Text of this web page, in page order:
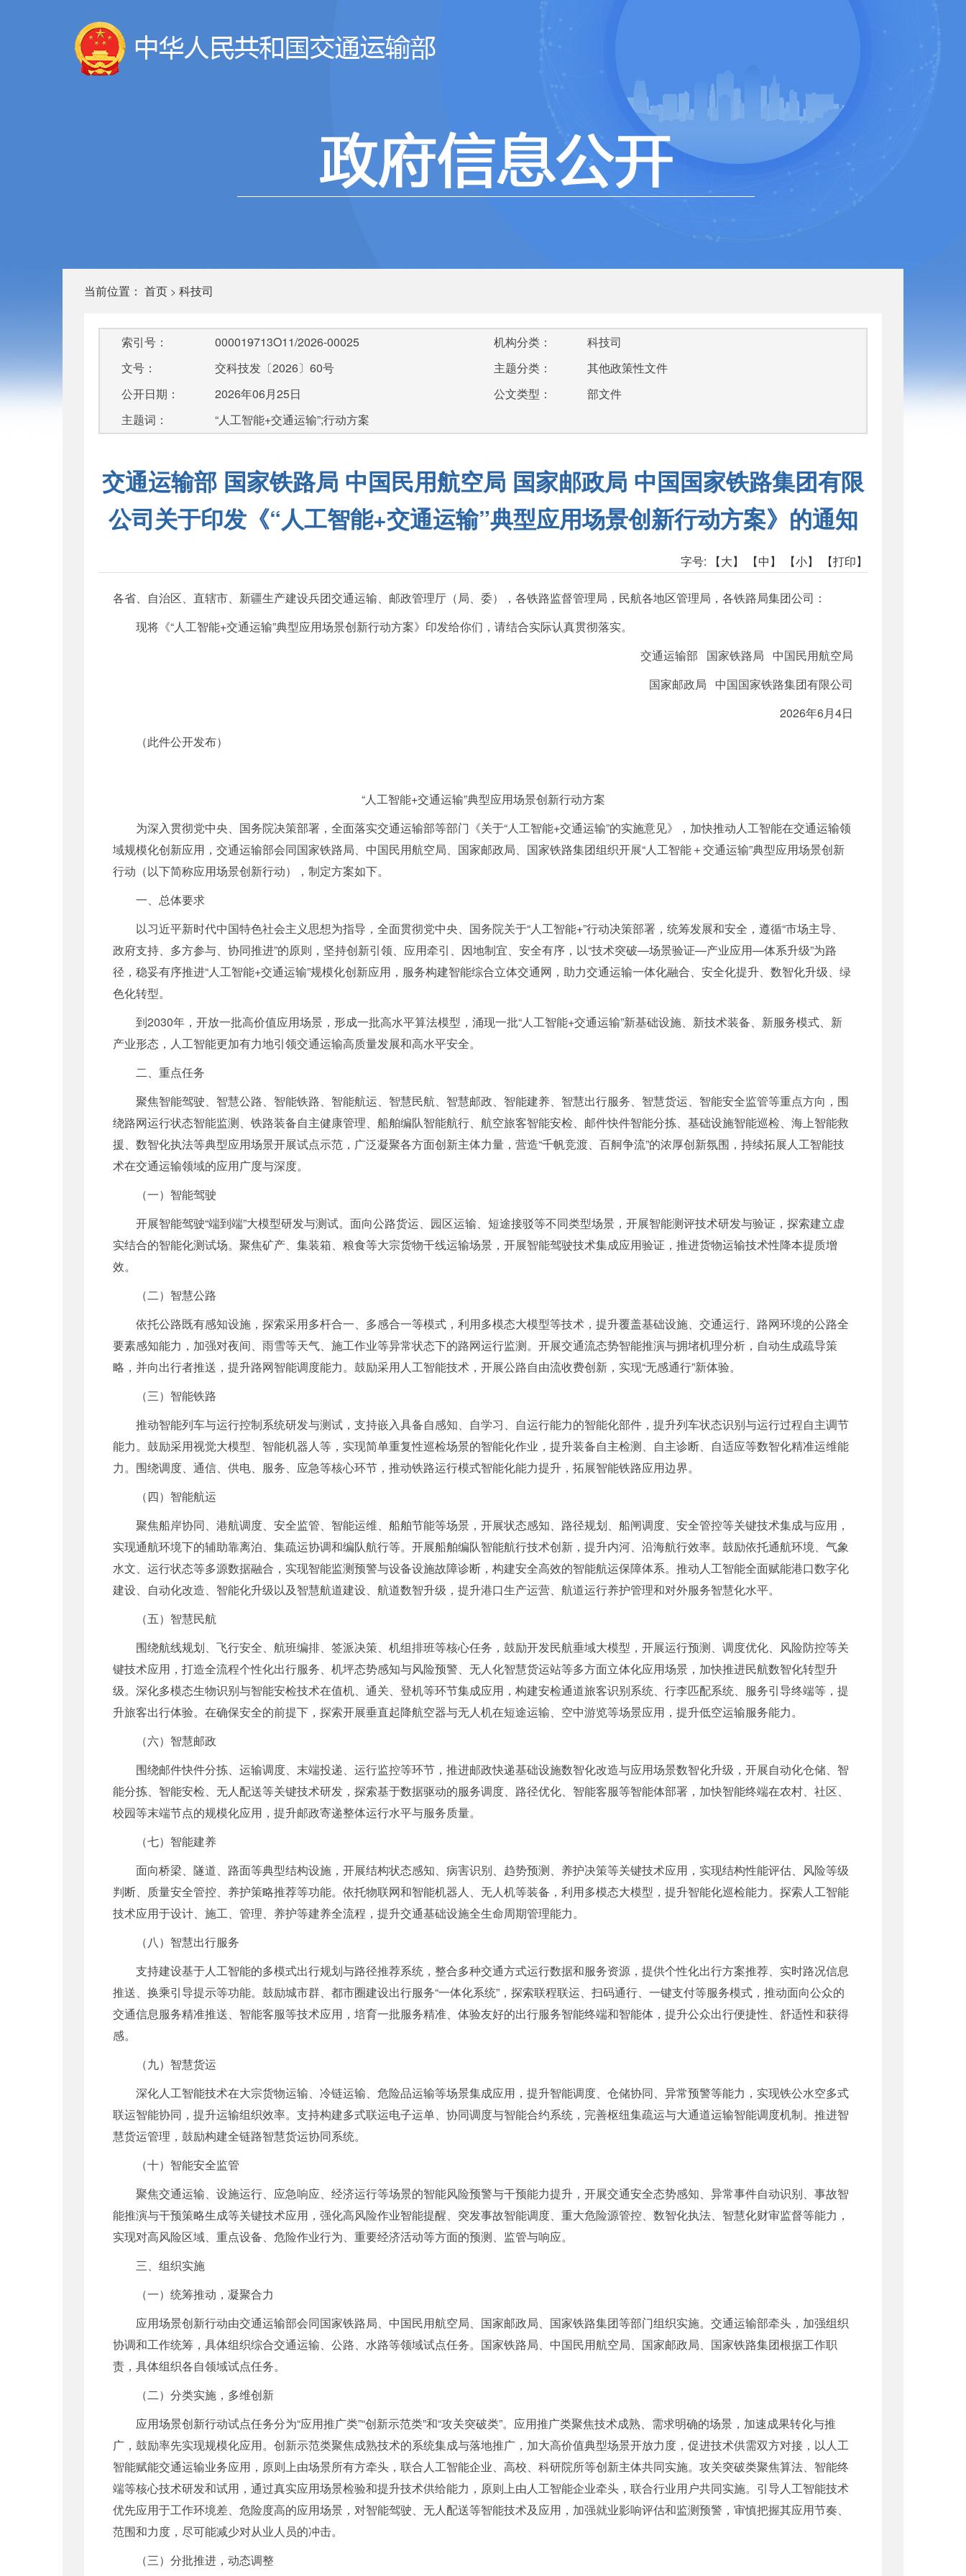
当前位置： 首页 > 科技司
索引号：
000019713O11/2026-00025
文号：
交科技发〔2026〕60号
公开日期：
2026年06月25日
主题词：
“人工智能+交通运输”;行动方案
机构分类：
科技司
主题分类：
其他政策性文件
公文类型：
部文件
交通运输部 国家铁路局 中国民用航空局 国家邮政局 中国国家铁路集团有限
公司关于印发《“人工智能+交通运输”典型应用场景创新行动方案》的通知
字号: 【大】 【中】 【小】 【打印】
各省、自治区、直辖市、新疆生产建设兵团交通运输、邮政管理厅（局、委），各铁路监督管理局，民航各地区管理局，各铁路局集团公司：
现将《“人工智能+交通运输”典型应用场景创新行动方案》印发给你们，请结合实际认真贯彻落实。
交通运输部 国家铁路局 中国民用航空局
国家邮政局 中国国家铁路集团有限公司
2026年6月4日
（此件公开发布）
“人工智能+交通运输”典型应用场景创新行动方案
为深入贯彻党中央、国务院决策部署，全面落实交通运输部等部门《关于“人工智能+交通运输”的实施意见》，加快推动人工智能在交通运输领
域规模化创新应用，交通运输部会同国家铁路局、中国民用航空局、国家邮政局、国家铁路集团组织开展“人工智能＋交通运输”典型应用场景创新
行动（以下简称应用场景创新行动），制定方案如下。
一、总体要求
以习近平新时代中国特色社会主义思想为指导，全面贯彻党中央、国务院关于“人工智能+”行动决策部署，统筹发展和安全，遵循“市场主导、
政府支持、多方参与、协同推进”的原则，坚持创新引领、应用牵引、因地制宜、安全有序，以“技术突破—场景验证—产业应用—体系升级”为路
径，稳妥有序推进“人工智能+交通运输”规模化创新应用，服务构建智能综合立体交通网，助力交通运输一体化融合、安全化提升、数智化升级、绿
色化转型。
到2030年，开放一批高价值应用场景，形成一批高水平算法模型，涌现一批“人工智能+交通运输”新基础设施、新技术装备、新服务模式、新
产业形态，人工智能更加有力地引领交通运输高质量发展和高水平安全。
二、重点任务
聚焦智能驾驶、智慧公路、智能铁路、智能航运、智慧民航、智慧邮政、智能建养、智慧出行服务、智慧货运、智能安全监管等重点方向，围
绕路网运行状态智能监测、铁路装备自主健康管理、船舶编队智能航行、航空旅客智能安检、邮件快件智能分拣、基础设施智能巡检、海上智能救
援、数智化执法等典型应用场景开展试点示范，广泛凝聚各方面创新主体力量，营造“千帆竞渡、百舸争流”的浓厚创新氛围，持续拓展人工智能技
术在交通运输领域的应用广度与深度。
（一）智能驾驶
开展智能驾驶“端到端”大模型研发与测试。面向公路货运、园区运输、短途接驳等不同类型场景，开展智能测评技术研发与验证，探索建立虚
实结合的智能化测试场。聚焦矿产、集装箱、粮食等大宗货物干线运输场景，开展智能驾驶技术集成应用验证，推进货物运输技术性降本提质增
效。
（二）智慧公路
依托公路既有感知设施，探索采用多杆合一、多感合一等模式，利用多模态大模型等技术，提升覆盖基础设施、交通运行、路网环境的公路全
要素感知能力，加强对夜间、雨雪等天气、施工作业等异常状态下的路网运行监测。开展交通流态势智能推演与拥堵机理分析，自动生成疏导策
略，并向出行者推送，提升路网智能调度能力。鼓励采用人工智能技术，开展公路自由流收费创新，实现“无感通行”新体验。
（三）智能铁路
推动智能列车与运行控制系统研发与测试，支持嵌入具备自感知、自学习、自运行能力的智能化部件，提升列车状态识别与运行过程自主调节
能力。鼓励采用视觉大模型、智能机器人等，实现简单重复性巡检场景的智能化作业，提升装备自主检测、自主诊断、自适应等数智化精准运维能
力。围绕调度、通信、供电、服务、应急等核心环节，推动铁路运行模式智能化能力提升，拓展智能铁路应用边界。
（四）智能航运
聚焦船岸协同、港航调度、安全监管、智能运维、船舶节能等场景，开展状态感知、路径规划、船闸调度、安全管控等关键技术集成与应用，
实现通航环境下的辅助靠离泊、集疏运协调和编队航行等。开展船舶编队智能航行技术创新，提升内河、沿海航行效率。鼓励依托通航环境、气象
水文、运行状态等多源数据融合，实现智能监测预警与设备设施故障诊断，构建安全高效的智能航运保障体系。推动人工智能全面赋能港口数字化
建设、自动化改造、智能化升级以及智慧航道建设、航道数智升级，提升港口生产运营、航道运行养护管理和对外服务智慧化水平。
（五）智慧民航
围绕航线规划、飞行安全、航班编排、签派决策、机组排班等核心任务，鼓励开发民航垂域大模型，开展运行预测、调度优化、风险防控等关
键技术应用，打造全流程个性化出行服务、机坪态势感知与风险预警、无人化智慧货运站等多方面立体化应用场景，加快推进民航数智化转型升
级。深化多模态生物识别与智能安检技术在值机、通关、登机等环节集成应用，构建安检通道旅客识别系统、行李匹配系统、服务引导终端等，提
升旅客出行体验。在确保安全的前提下，探索开展垂直起降航空器与无人机在短途运输、空中游览等场景应用，提升低空运输服务能力。
（六）智慧邮政
围绕邮件快件分拣、运输调度、末端投递、运行监控等环节，推进邮政快递基础设施数智化改造与应用场景数智化升级，开展自动化仓储、智
能分拣、智能安检、无人配送等关键技术研发，探索基于数据驱动的服务调度、路径优化、智能客服等智能体部署，加快智能终端在农村、社区、
校园等末端节点的规模化应用，提升邮政寄递整体运行水平与服务质量。
（七）智能建养
面向桥梁、隧道、路面等典型结构设施，开展结构状态感知、病害识别、趋势预测、养护决策等关键技术应用，实现结构性能评估、风险等级
判断、质量安全管控、养护策略推荐等功能。依托物联网和智能机器人、无人机等装备，利用多模态大模型，提升智能化巡检能力。探索人工智能
技术应用于设计、施工、管理、养护等建养全流程，提升交通基础设施全生命周期管理能力。
（八）智慧出行服务
支持建设基于人工智能的多模式出行规划与路径推荐系统，整合多种交通方式运行数据和服务资源，提供个性化出行方案推荐、实时路况信息
推送、换乘引导提示等功能。鼓励城市群、都市圈建设出行服务“一体化系统”，探索联程联运、扫码通行、一键支付等服务模式，推动面向公众的
交通信息服务精准推送、智能客服等技术应用，培育一批服务精准、体验友好的出行服务智能终端和智能体，提升公众出行便捷性、舒适性和获得
感。
（九）智慧货运
深化人工智能技术在大宗货物运输、冷链运输、危险品运输等场景集成应用，提升智能调度、仓储协同、异常预警等能力，实现铁公水空多式
联运智能协同，提升运输组织效率。支持构建多式联运电子运单、协同调度与智能合约系统，完善枢纽集疏运与大通道运输智能调度机制。推进智
慧货运管理，鼓励构建全链路智慧货运协同系统。
（十）智能安全监管
聚焦交通运输、设施运行、应急响应、经济运行等场景的智能风险预警与干预能力提升，开展交通安全态势感知、异常事件自动识别、事故智
能推演与干预策略生成等关键技术应用，强化高风险作业智能提醒、突发事故智能调度、重大危险源管控、数智化执法、智慧化财审监督等能力，
实现对高风险区域、重点设备、危险作业行为、重要经济活动等方面的预测、监管与响应。
三、组织实施
（一）统筹推动，凝聚合力
应用场景创新行动由交通运输部会同国家铁路局、中国民用航空局、国家邮政局、国家铁路集团等部门组织实施。交通运输部牵头，加强组织
协调和工作统筹，具体组织综合交通运输、公路、水路等领域试点任务。国家铁路局、中国民用航空局、国家邮政局、国家铁路集团根据工作职
责，具体组织各自领域试点任务。
（二）分类实施，多维创新
应用场景创新行动试点任务分为“应用推广类”“创新示范类”和“攻关突破类”。应用推广类聚焦技术成熟、需求明确的场景，加速成果转化与推
广，鼓励率先实现规模化应用。创新示范类聚焦成熟技术的系统集成与落地推广，加大高价值典型场景开放力度，促进技术供需双方对接，以人工
智能赋能交通运输业务应用，原则上由场景所有方牵头，联合人工智能企业、高校、科研院所等创新主体共同实施。攻关突破类聚焦算法、智能终
端等核心技术研发和试用，通过真实应用场景检验和提升技术供给能力，原则上由人工智能企业牵头，联合行业用户共同实施。引导人工智能技术
优先应用于工作环境差、危险度高的应用场景，对智能驾驶、无人配送等智能技术及应用，加强就业影响评估和监测预警，审慎把握其应用节奏、
范围和力度，尽可能减少对从业人员的冲击。
（三）分批推进，动态调整